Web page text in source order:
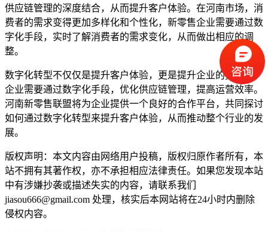
供应链管理的深度结合，从而提升客户体验。在河南市场，消
费者的需求变得更加多样化和个性化，新零售企业需要通过数
字化手段，实时了解消费者的需求变化，从而做出相应的调
整。
数字化转型不仅仅是提升客户体验，更是提升企业的竞争力。
企业需要通过数字化手段，优化供应链管理，提高运营效率。
河南新零售联盟将为企业提供一个良好的合作平台，共同探讨
如何通过数字化转型来提升客户体验，从而推动整个行业的发
展。
版权声明：本文内容由网络用户投稿，版权归原作者所有，本
站不拥有其著作权，亦不承担相应法律责任。如果您发现本站
中有涉嫌抄袭或描述失实的内容，请联系我们
jiasou666@gmail.com 处理，核实后本网站将在24小时内删除
侵权内容。